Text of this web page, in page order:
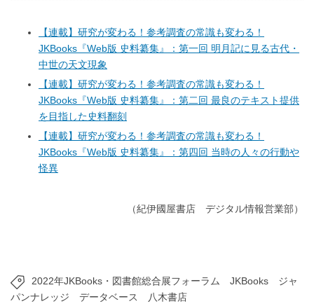
【連載】研究が変わる！参考調査の常識も変わる！
JKBooks『Web版 史料纂集』：第一回 明月記に見る古代・
中世の天文現象
【連載】研究が変わる！参考調査の常識も変わる！
JKBooks『Web版 史料纂集』：第二回 最良のテキスト提供
を目指した史料翻刻
【連載】研究が変わる！参考調査の常識も変わる！
JKBooks『Web版 史料纂集』：第四回 当時の人々の行動や
怪異
（紀伊國屋書店 デジタル情報営業部）
2022年JKBooks・図書館総合展フォーラム JKBooks
ジャ
パンナレッジ
データベース 八木書店